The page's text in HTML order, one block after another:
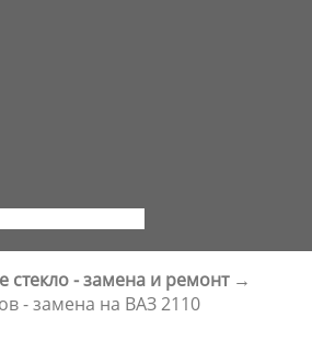
стекло - замена и ремонт →
- замена на ВАЗ 2110